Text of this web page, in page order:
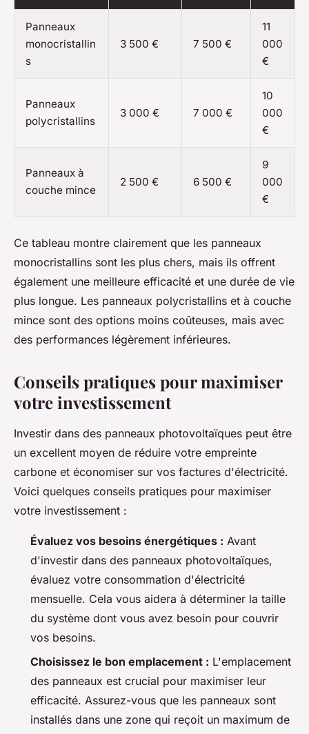
Panneaux
monocristallin
s
3 500 € 7 500 €
11
000
€
Panneaux
polycristallins
3 000 € 7 000 €
10
000
€
Panneaux à
couche mince
2 500 € 6 500 €
9
000
€
Ce tableau montre clairement que les panneaux
monocristallins sont les plus chers, mais ils offrent
également une meilleure efficacité et une durée de vie
plus longue. Les panneaux polycristallins et à couche
mince sont des options moins coûteuses, mais avec
des performances légèrement inférieures.
Conseils pratiques pour maximiser
votre investissement
Investir dans des panneaux photovoltaïques peut être
un excellent moyen de réduire votre empreinte
carbone et économiser sur vos factures d'électricité.
Voici quelques conseils pratiques pour maximiser
votre investissement :
Évaluez vos besoins énergétiques : Avant
d'investir dans des panneaux photovoltaïques,
évaluez votre consommation d'électricité
mensuelle. Cela vous aidera à déterminer la taille
du système dont vous avez besoin pour couvrir
vos besoins.
Choisissez le bon emplacement : L'emplacement
des panneaux est crucial pour maximiser leur
efficacité. Assurez-vous que les panneaux sont
installés dans une zone qui reçoit un maximum de